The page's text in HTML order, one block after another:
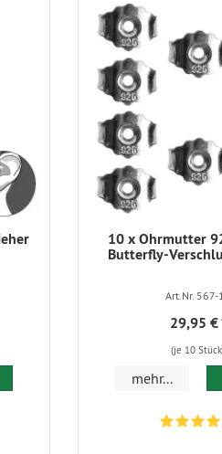
Warenkorb
10 x Ohrmutter
Butterfly-
Art.Nr. 567-
29,95 €
(je 10
mehr...